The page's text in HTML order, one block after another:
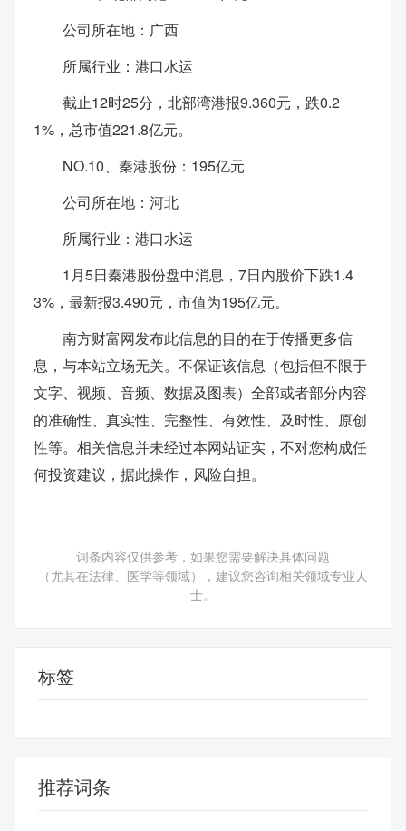
公司所在地：广西
所属行业：港口水运
截止12时25分，北部湾港报9.360元，跌0.2
1%，总市值221.8亿元。
NO.10、秦港股份：195亿元
公司所在地：河北
所属行业：港口水运
1月5日秦港股份盘中消息，7日内股价下跌1.4
3%，最新报3.490元，市值为195亿元。
南方财富网发布此信息的目的在于传播更多信
息，与本站立场无关。不保证该信息（包括但不限于
文字、视频、音频、数据及图表）全部或者部分内容
的准确性、真实性、完整性、有效性、及时性、原创
性等。相关信息并未经过本网站证实，不对您构成任
何投资建议，据此操作，风险自担。
词条内容仅供参考，如果您需要解决具体问题
（尤其在法律、医学等领域），建议您咨询相关领域专业人
士。
标签
推荐词条